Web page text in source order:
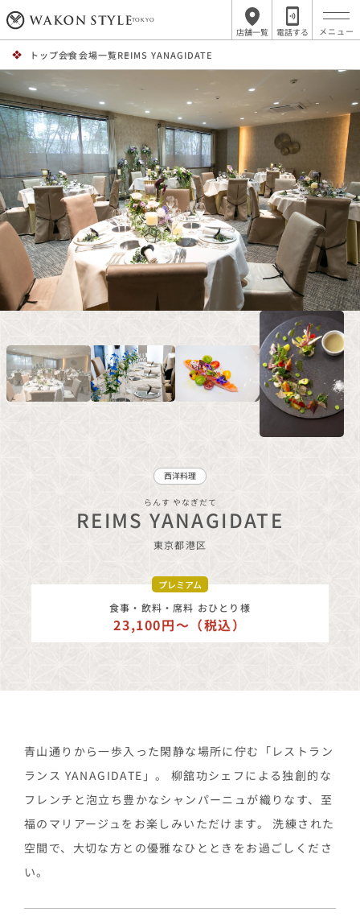
TOKYO
店舗一覧 電話する
トップ会食会場一覧REIMS YANAGIDATE
西洋料理
らんす やなぎだて
REIMS YANAGIDATE
東京都港区
プレミアム
食事・飲料・席料 おひとり様
23,100円〜（税込）
青山通りから一歩入った閑静な場所に佇む「レストラン
ランス YANAGIDATE」。 柳舘功シェフによる独創的な
フレンチと泡立ち豊かなシャンパーニュが織りなす、至
福のマリアージュをお楽しみいただけます。 洗練された
空間で、大切な方との優雅なひとときをお過ごしくださ
い。